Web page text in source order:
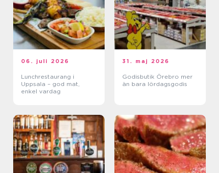
06. juli 2026
Lunchrestaurang i
Uppsala – god mat,
enkel vardag
31. maj 2026
Godisbutik Örebro mer
än bara lördagsgodis